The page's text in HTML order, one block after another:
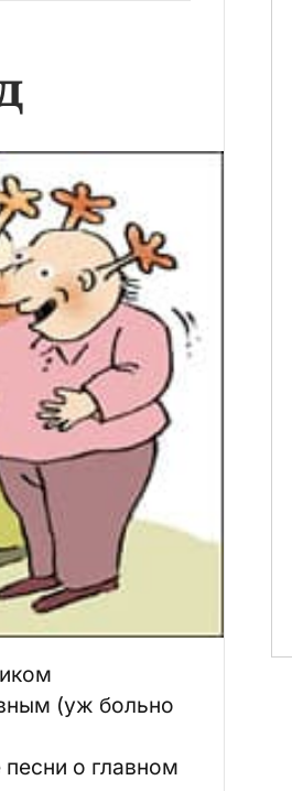
(уж больно
о главном